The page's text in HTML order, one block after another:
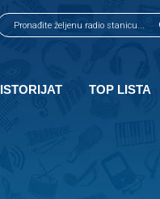
ISTORIJAT TOP LISTA